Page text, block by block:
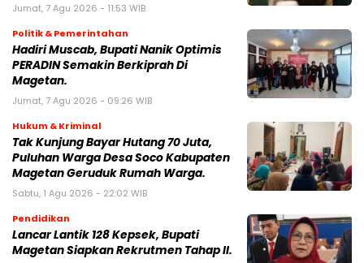
Jumat, 7 Agu 2026 - 11:53 WIB
Politik & Pemerintahan
Hadiri Muscab, Bupati Nanik Optimis
PERADIN Semakin Berkiprah Di
Magetan.
Jumat, 7 Agu 2026 - 09:26 WIB
Hukum & Kriminal
Tak Kunjung Bayar Hutang 70 Juta,
Puluhan Warga Desa Soco Kabupaten
Magetan Geruduk Rumah Warga.
Sabtu, 1 Agu 2026 - 22:02 WIB
Pendidikan
Lancar Lantik 128 Kepsek, Bupati
Magetan Siapkan Rekrutmen Tahap II.